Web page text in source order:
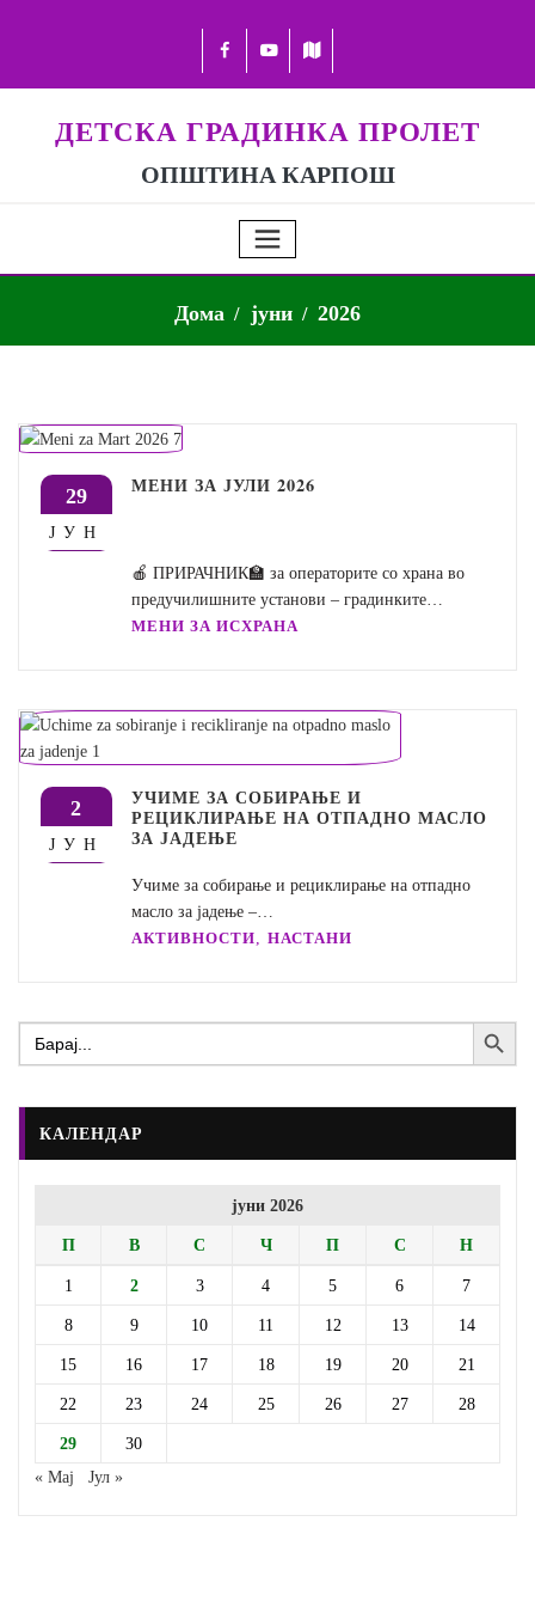
ДЕТСКА ГРАДИНКА ПРОЛЕТ
ОПШТИНА КАРПОШ
Дома јуни 2026
29
ЈУН
МЕНИ ЗА ЈУЛИ 2026
🍎 ПРИРАЧНИК🏫 за операторите со храна во
предучилишните установи – градинките…
МЕНИ ЗА ИСХРАНА
2
ЈУН
УЧИМЕ ЗА СОБИРАЊЕ И
РЕЦИКЛИРАЊЕ НА ОТПАДНО МАСЛО
ЗА ЈАДЕЊЕ
Учиме за собирање и рециклирање на отпадно
масло за јадење –…
АКТИВНОСТИ ,НАСТАНИ
Search
for:
Search Button
КАЛЕНДАР
јуни 2026
П В С Ч П С Н
1 2 3 4 5 6 7
8 9 10 11 12 13 14
15 16 17 18 19 20 21
22 23 24 25 26 27 28
29
30
« Мај
Јул »